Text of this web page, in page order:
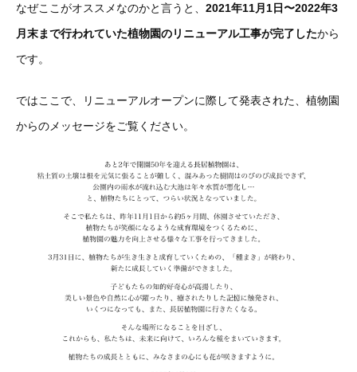
なぜここがオススメなのかと言うと、 2021年11月1日〜2022年3
月末まで行われていた植物園のリニューアル工事が完了したから
です。
ではここで、リニューアルオープンに際して発表された、植物園
からのメッセージをご覧ください。